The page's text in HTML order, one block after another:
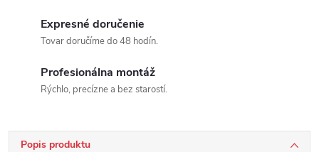
Expresné doručenie
Tovar doručíme do 48 hodín.
Profesionálna montáž
Rýchlo, precízne a bez starostí.
Popis produktu